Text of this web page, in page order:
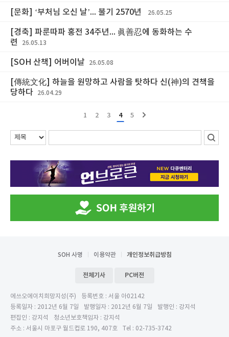
[문화] ‘부처님 오신 날’... 불기 2570년 26.05.25
[경축] 파룬따파 홍전 34주년... 眞善忍에 동화하는 수
련
26.05.13
[SOH 산책] 어버이날 26.05.08
[傳統文化] 하늘을 원망하고 사람을 탓하다 신(神)의 견책을
당하다
26.04.29
1 2 3 4 5
SOH 사명 이용약관 개인정보취급방침
전체기사 PC버전
에쓰오에이치희망지성(주)
등록번호 : 서울 아02142
등록일자 : 2012년 6월 7일
발행일자 : 2012년 6월 7일
발행인 : 강지석
편집인 : 강지석
청소년보호책임자 : 강지석
주소 : 서울시 마포구 월드컵로 190, 407호
Tel : 02-735-3742